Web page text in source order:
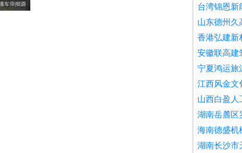
台湾锦恩新
山东德州久
香港弘建新
安徽联高建
宁夏鸿运旅
江西风金文
山西白盈人
湖南岳麓区
海南德盛机
湖南长沙市